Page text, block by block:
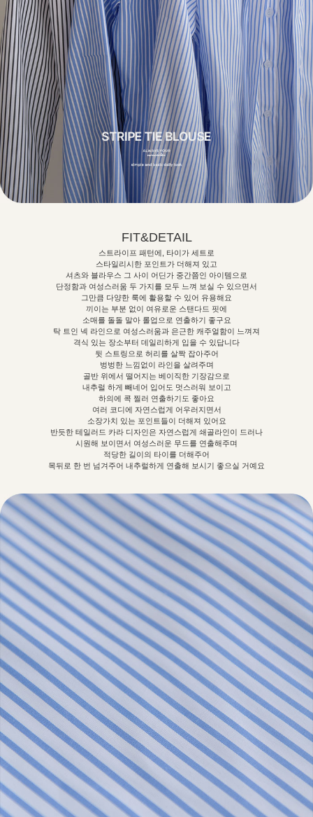
FIT&DETAIL
스트라이프 패턴에, 타이가 세트로
스타일리시한 포인트가 더해져 있고
셔츠와 블라우스 그 사이 어딘가 중간쯤인 아이템으로
단정함과 여성스러움 두 가지를 모두 느껴 보실 수 있으면서
그만큼 다양한 룩에 활용할 수 있어 유용해요
끼이는 부분 없이 여유로운 스탠다드 핏에
소매를 돌돌 말아 롤업으로 연출하기 좋구요
탁 트인 넥 라인으로 여성스러움과 은근한 캐주얼함이 느껴져
격식 있는 장소부터 데일리하게 입을 수 있답니다
뒷 스트링으로 허리를 살짝 잡아주어
벙벙한 느낌없이 라인을 살려주며
골반 위에서 떨어지는 베이직한 기장감으로
내추럴 하게 빼네어 입어도 멋스러워 보이고
하의에 콕 찔러 연출하기도 좋아요
여러 코디에 자연스럽게 어우러지면서
소장가치 있는 포인트들이 더해져 있어요
반듯한 테일러드 카라 디자인은 자연스럽게 쇄골라인이 드러나
시원해 보이면서 여성스러운 무드를 연출해주며
적당한 길이의 타이를 더해주어
목뒤로 한 번 넘겨주어 내추럴하게 연출해 보시기 좋으실 거예요